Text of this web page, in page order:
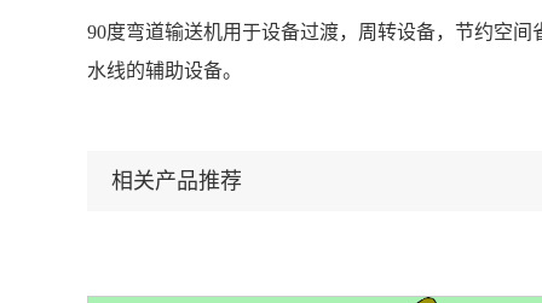
90度弯道输送机用于设备过渡，周转设备，节约空
水线的辅助设备。
相关产品推荐